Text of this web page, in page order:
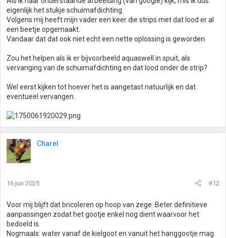
eigenlijk het stukje schuimafdichting.
Volgens mij heeft mijn vader een keer die strips met dat lood er al
een beetje opgemaakt.
Vandaar dat dat ook niet echt een nette oplossing is geworden.
Zou het helpen als ik er bijvoorbeeld aquaswell in spuit, als
vervanging van de schuimafdichting en dat lood onder de strip?
Wel eerst kijken tot hoever het is aangetast natuurlijk en dat
eventueel vervangen.
Charel
16 jun 2025 #12
Voor mij blijft dat bricoleren op hoop van zege. Beter definitieve
aanpassingen zodat het gootje enkel nog dient waarvoor het
bedoeld is.
Nogmaals: water vanaf de kielgoot en vanuit het hanggootje mag